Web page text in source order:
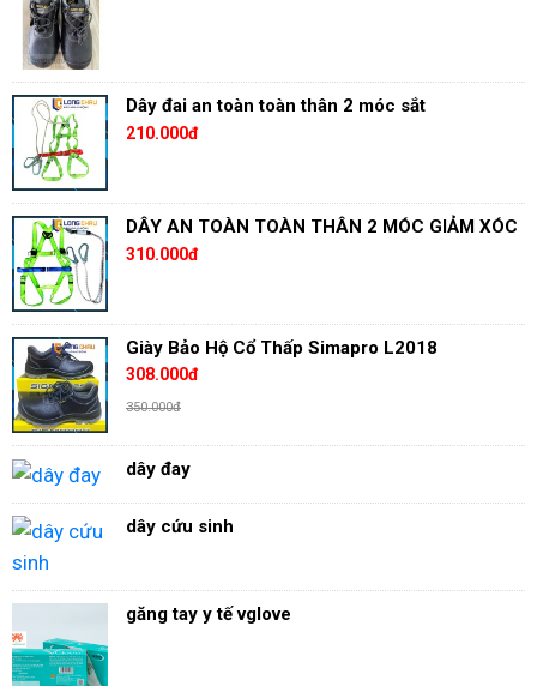
Dây đai an toàn toàn thân 2 móc sắt
210.000đ
DÂY AN TOÀN TOÀN THÂN 2 MÓC GIẢM XÓC
310.000đ
Giày Bảo Hộ Cổ Thấp Simapro L2018
308.000đ
350.000đ
dây đay
dây cứu sinh
găng tay y tế vglove